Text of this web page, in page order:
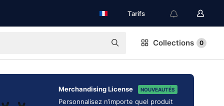
Tarifs
Collections 0
Merchandising License NOUVEAUTÉS
Personnalisez n’importe quel produit